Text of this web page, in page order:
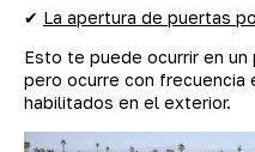
✔ La apertura de puertas
Esto te puede ocurrir en
pero ocurre con frecuencia
habilitados en el exterior.